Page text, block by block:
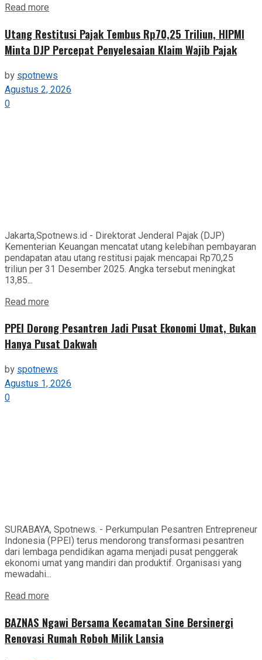
Read more
Utang Restitusi Pajak Tembus Rp70,25 Triliun, HIPMI
Minta DJP Percepat Penyelesaian Klaim Wajib Pajak
by spotnews
Agustus 2, 2026
0
Jakarta,Spotnews.id - Direktorat Jenderal Pajak (DJP)
Kementerian Keuangan mencatat utang kelebihan pembayaran
pendapatan atau utang restitusi pajak mencapai Rp70,25
triliun per 31 Desember 2025. Angka tersebut meningkat
13,85...
Read more
PPEI Dorong Pesantren Jadi Pusat Ekonomi Umat, Bukan
Hanya Pusat Dakwah
byspotnews
Agustus 1, 2026
0
SURABAYA, Spotnews. - Perkumpulan Pesantren Entrepreneur
Indonesia (PPEI) terus mendorong transformasi pesantren
dari lembaga pendidikan agama menjadi pusat penggerak
ekonomi umat yang mandiri dan produktif. Organisasi yang
mewadahi...
Read more
BAZNAS Ngawi Bersama Kecamatan Sine Bersinergi
Renovasi Rumah Roboh Milik Lansia